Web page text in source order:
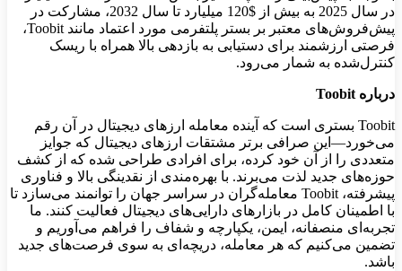
در سال 2025 به بیش از $120 میلیارد تا سال 2032، مشارکت در
پیش‌فروش‌های معتبر بر بستر پلتفرمی مورد اعتماد مانند Toobit،
فرصتی ارزشمند برای دستیابی به بازدهی بالا همراه با ریسک
کنترل‌شده به شمار می‌رود.
دربارهToobit
Toobit بستری است که آینده معامله ارزهای دیجیتال در آن رقم
می‌خورد—این صرافی برتر مشتقات ارزهای دیجیتال که جوایز
متعددی را از آن خود کرده، برای افرادی طراحی شده که از کشف
حوزه‌های جدید لذت می‌برند. با بهره‌مندی از نقدینگی بالا و فناوری
پیشرفته، Toobit معامله‌گران در سراسر جهان را توانمند می‌سازد تا
با اطمینان کامل در بازارهای دارایی‌های دیجیتال فعالیت کنند. ما
تجربه‌ای منصفانه، ایمن، یکپارچه و شفاف را فراهم می‌آوریم و
تضمین می‌کنیم که هر معامله، دریچه‌ای به سوی فرصت‌های جدید
باشد.